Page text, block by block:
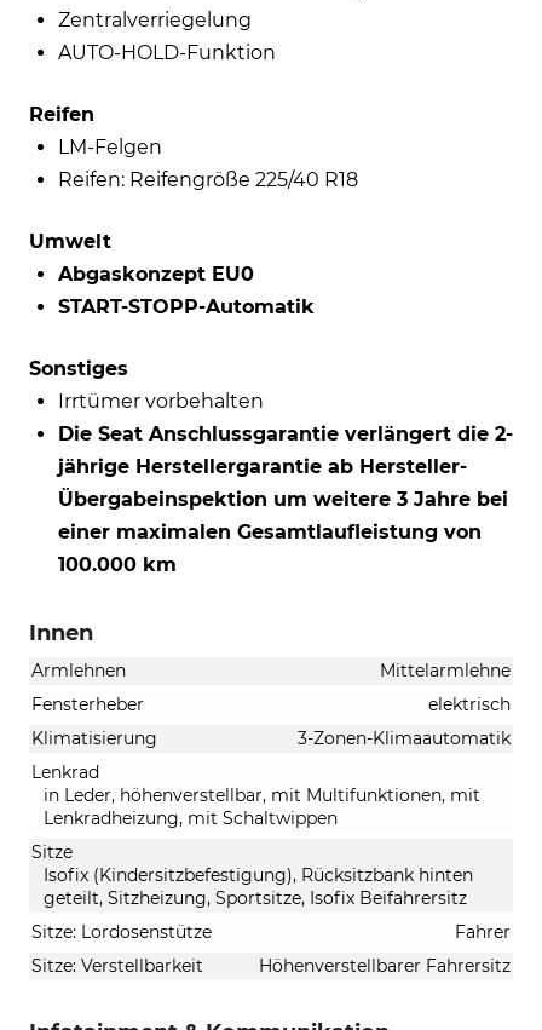
Zentralverriegelung
AUTO-HOLD-Funktion
Reifen
LM-Felgen
Reifen: Reifengröße 225/40 R18
Umwelt
Abgaskonzept EU0
START-STOPP-Automatik
Sonstiges
Irrtümer vorbehalten
Die Seat Anschlussgarantie verlängert die 2-
jährige Herstellergarantie ab Hersteller-
Übergabeinspektion um weitere 3 Jahre bei
einer maximalen Gesamtlaufleistung von
100.000 km
Innen
Armlehnen
Mittelarmlehne
Fensterheber
elektrisch
Klimatisierung
3-Zonen-Klimaautomatik
Lenkrad
in Leder, höhenverstellbar, mit Multifunktionen, mit
Lenkradheizung, mit Schaltwippen
Sitze
Isofix (Kindersitzbefestigung), Rücksitzbank hinten
geteilt, Sitzheizung, Sportsitze, Isofix Beifahrersitz
Sitze: Lordosenstütze
Fahrer
Sitze: Verstellbarkeit
Höhenverstellbarer Fahrersitz